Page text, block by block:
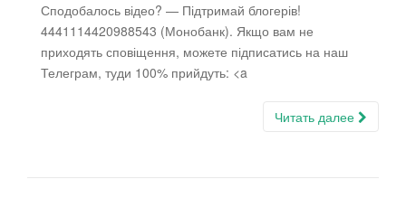
Сподобалось відео? — Підтримай блогерів!
4441114420988543 (Монобанк). Якщо вам не
приходять сповіщення, можете підписатись на наш
Телеграм, туди 100% прийдуть: <a
Читать далее